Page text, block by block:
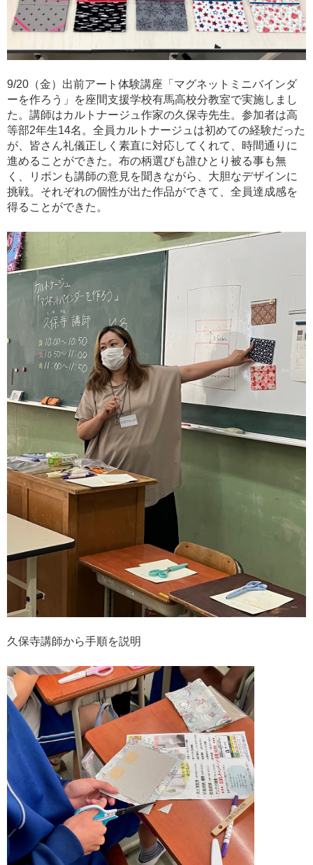
9/20（金）出前アート体験講座「マグネットミニバインダ
ーを作ろう」を座間支援学校有馬高校分教室で実施しまし
た。講師はカルトナージュ作家の久保寺先生。参加者は高
等部2年生14名。全員カルトナージュは初めての経験だった
が、皆さん礼儀正しく素直に対応してくれて、時間通りに
進めることができた。布の柄選びも誰ひとり被る事も無
く、リボンも講師の意見を聞きながら、大胆なデザインに
挑戦。それぞれの個性が出た作品ができて、全員達成感を
得ることができた。
久保寺講師から手順を説明